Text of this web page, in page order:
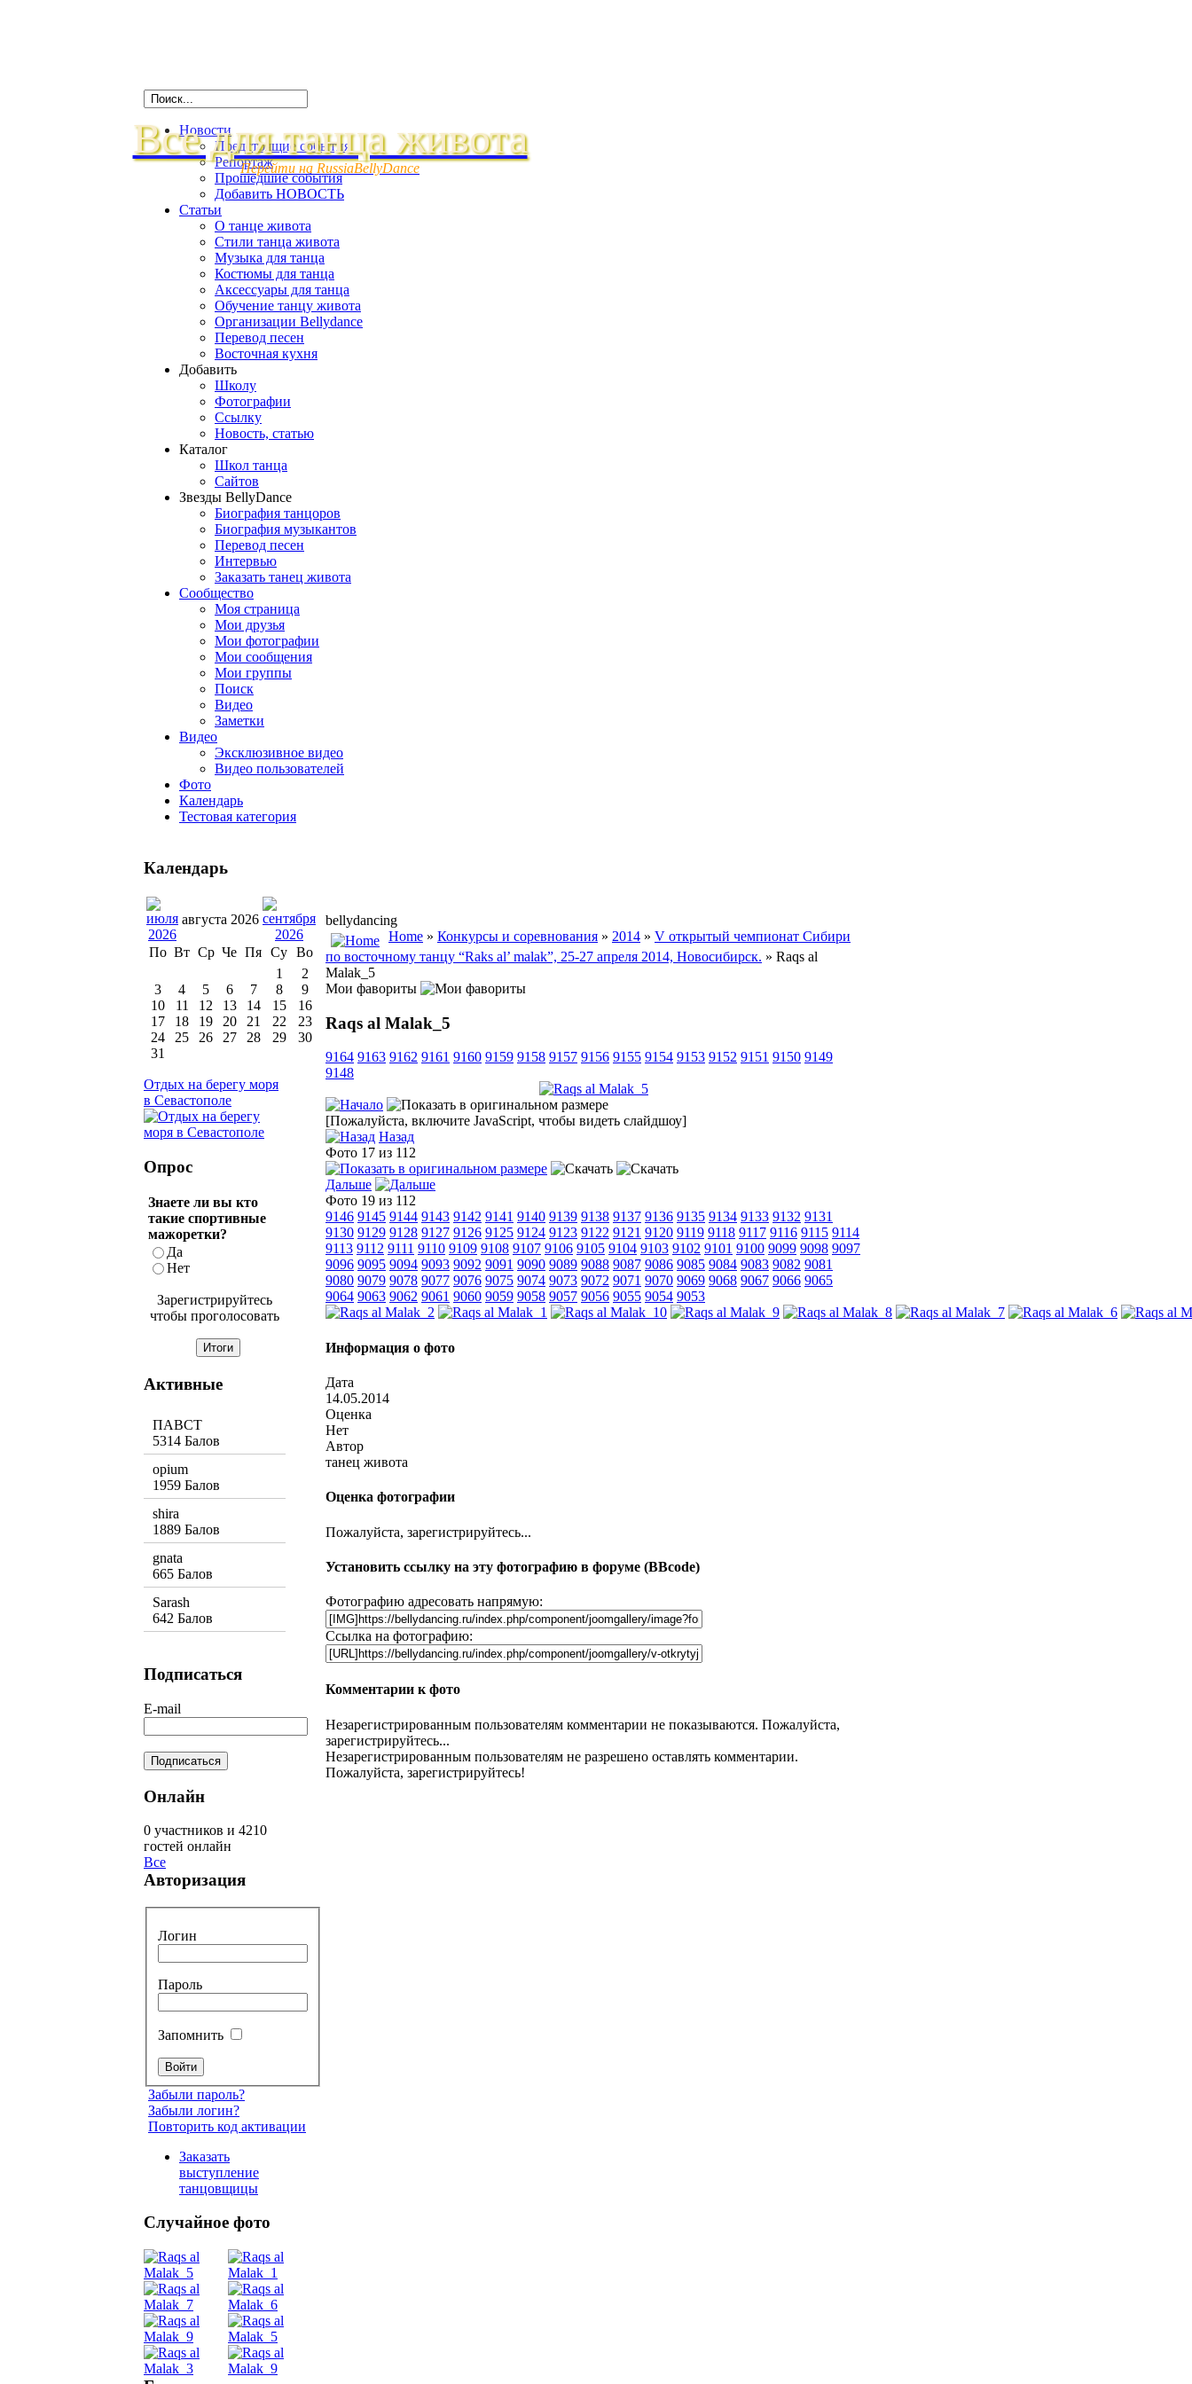
Все для танца живота
Перейти на RussiaBellyDance
Новости
Предстоящие события
Репортаж
Прошедшие события
Добавить НОВОСТЬ
Статьи
О танце живота
Стили танца живота
Музыка для танца
Костюмы для танца
Аксессуары для танца
Обучение танцу живота
Организации Bellydance
Перевод песен
Восточная кухня
Добавить
Школу
Фотографии
Ссылку
Новость, статью
Каталог
Школ танца
Сайтов
Звезды BellyDance
Биография танцоров
Биография музыкантов
Перевод песен
Интервью
Заказать танец живота
Сообщество
Моя страница
Мои друзья
Мои фотографии
Мои сообщения
Мои группы
Поиск
Видео
Заметки
Видео
Эксклюзивное видео
Видео пользователей
Фото
Календарь
Тестовая категория
bellydancing
Home » Конкурсы и соревнования » 2014 » V открытый чемпионат Сибири
по восточному танцу “Raks al’ malak”, 25-27 апреля 2014, Новосибирск. » Raqs al
Malak_5
Мои фавориты
Raqs al Malak_5
9164 9163 9162 9161 9160 9159 9158 9157 9156 9155 9154 9153 9152 9151 9150 9149
9148
[Пожалуйста, включите JavaScript, чтобы видеть слайдшоу]
Назад
Фото 17 из 112
Дальше
Фото 19 из 112
9146 9145 9144 9143 9142 9141 9140 9139 9138 9137 9136 9135 9134 9133 9132 9131
9130 9129 9128 9127 9126 9125 9124 9123 9122 9121 9120 9119 9118 9117 9116 9115 9114
9113 9112 9111 9110 9109 9108 9107 9106 9105 9104 9103 9102 9101 9100 9099 9098 9097
9096 9095 9094 9093 9092 9091 9090 9089 9088 9087 9086 9085 9084 9083 9082 9081
9080 9079 9078 9077 9076 9075 9074 9073 9072 9071 9070 9069 9068 9067 9066 9065
9064 9063 9062 9061 9060 9059 9058 9057 9056 9055 9054 9053
Информация о фото
Дата
14.05.2014
Оценка
Нет
Автор
танец живота
Оценка фотографии
Пожалуйста, зарегистрируйтесь...
Установить ссылку на эту фотографию в форуме (BBcode)
Фотографию адресовать напрямую:
Ссылка на фотографию:
Комментарии к фото
Незарегистрированным пользователям комментарии не показываются. Пожалуйста,
зарегистрируйтесь...
Незарегистрированным пользователям не разрешено оставлять комментарии.
Пожалуйста, зарегистрируйтесь!
Календарь
августа 2026
По Вт Ср Че Пя Су Во
1
2
3
4 5 6 7 8
9
10
11 12 13 14 15
16
17
18 19 20 21 22
23
24
25 26 27 28 29
30
31
Отдых на берегу моря
в Севастополе
Опрос
Знаете ли вы кто
такие спортивные
мажоретки?
Да
Нет
Зарегистрируйтесь
чтобы проголосовать
Активные
ПАВСТ
5314 Балов
opium
1959 Балов
shira
1889 Балов
gnata
665 Балов
Sarash
642 Балов
Подписаться
E-mail
Онлайн
0 участников и 4210
гостей онлайн
Все
Авторизация
Логин
Пароль
Запомнить
Забыли пароль?
Забыли логин?
Повторить код активации
Заказать
выступление
танцовщицы
Случайное фото